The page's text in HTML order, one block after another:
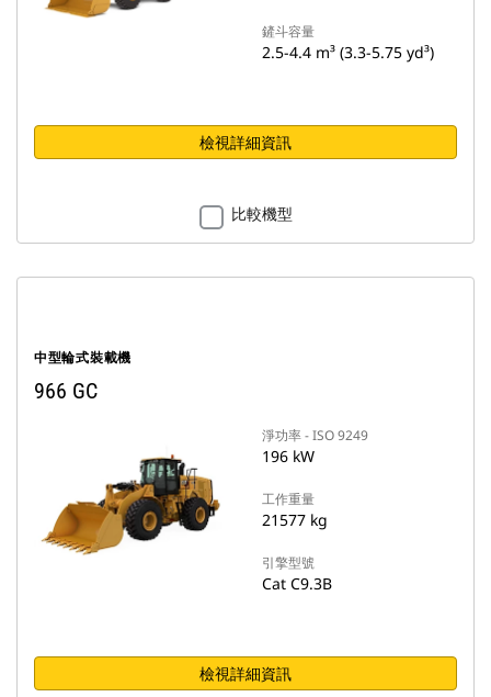
鏟斗容量
2.5-4.4 m³ (3.3-5.75 yd³)
檢視詳細資訊
比較機型
中型輪式裝載機
966 GC
淨功率 - ISO 9249
196 kW
工作重量
21577 kg
引擎型號
Cat C9.3B
檢視詳細資訊